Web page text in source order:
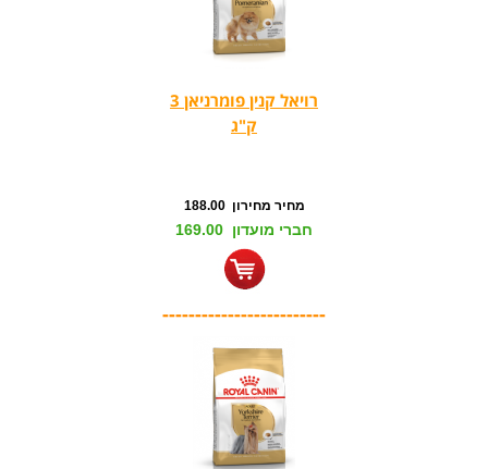
רויאל קנין פומרניאן 3
ק"ג
מחיר מחירון 188.00
חברי מועדון 169.00
-------------------------